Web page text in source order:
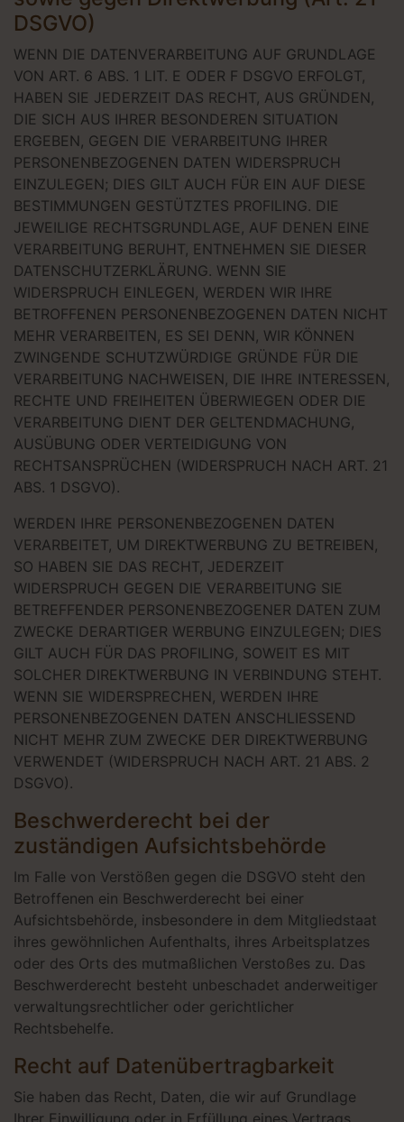
DSGVO)
WENN DIE DATENVERARBEITUNG AUF GRUNDLAGE
VON ART. 6 ABS. 1 LIT. E ODER F DSGVO ERFOLGT,
HABEN SIE JEDERZEIT DAS RECHT, AUS GRÜNDEN,
DIE SICH AUS IHRER BESONDEREN SITUATION
ERGEBEN, GEGEN DIE VERARBEITUNG IHRER
PERSONENBEZOGENEN DATEN WIDERSPRUCH
EINZULEGEN; DIES GILT AUCH FÜR EIN AUF DIESE
BESTIMMUNGEN GESTÜTZTES PROFILING. DIE
JEWEILIGE RECHTSGRUNDLAGE, AUF DENEN EINE
VERARBEITUNG BERUHT, ENTNEHMEN SIE DIESER
DATENSCHUTZERKLÄRUNG. WENN SIE
WIDERSPRUCH EINLEGEN, WERDEN WIR IHRE
BETROFFENEN PERSONENBEZOGENEN DATEN NICHT
MEHR VERARBEITEN, ES SEI DENN, WIR KÖNNEN
ZWINGENDE SCHUTZWÜRDIGE GRÜNDE FÜR DIE
VERARBEITUNG NACHWEISEN, DIE IHRE INTERESSEN,
RECHTE UND FREIHEITEN ÜBERWIEGEN ODER DIE
VERARBEITUNG DIENT DER GELTENDMACHUNG,
AUSÜBUNG ODER VERTEIDIGUNG VON
RECHTSANSPRÜCHEN (WIDERSPRUCH NACH ART. 21
ABS. 1 DSGVO).
WERDEN IHRE PERSONENBEZOGENEN DATEN
VERARBEITET, UM DIREKTWERBUNG ZU BETREIBEN,
SO HABEN SIE DAS RECHT, JEDERZEIT
WIDERSPRUCH GEGEN DIE VERARBEITUNG SIE
BETREFFENDER PERSONENBEZOGENER DATEN ZUM
ZWECKE DERARTIGER WERBUNG EINZULEGEN; DIES
GILT AUCH FÜR DAS PROFILING, SOWEIT ES MIT
SOLCHER DIREKTWERBUNG IN VERBINDUNG STEHT.
WENN SIE WIDERSPRECHEN, WERDEN IHRE
PERSONENBEZOGENEN DATEN ANSCHLIESSEND
NICHT MEHR ZUM ZWECKE DER DIREKTWERBUNG
VERWENDET (WIDERSPRUCH NACH ART. 21 ABS. 2
DSGVO).
Beschwerde­recht bei der
zuständigen Aufsichts­behörde
Im Falle von Verstößen gegen die DSGVO steht den
Betroffenen ein Beschwerderecht bei einer
Aufsichtsbehörde, insbesondere in dem Mitgliedstaat
ihres gewöhnlichen Aufenthalts, ihres Arbeitsplatzes
oder des Orts des mutmaßlichen Verstoßes zu. Das
Beschwerderecht besteht unbeschadet anderweitiger
verwaltungsrechtlicher oder gerichtlicher
Rechtsbehelfe.
Recht auf Daten­übertrag­barkeit
Sie haben das Recht, Daten, die wir auf Grundlage
Ihrer Einwilligung oder in Erfüllung eines Vertrags